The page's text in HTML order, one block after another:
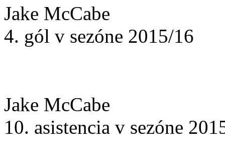
Jake McCabe
4. gól v sezóne 2015/16
Jake McCabe
10. asistencia v sezóne